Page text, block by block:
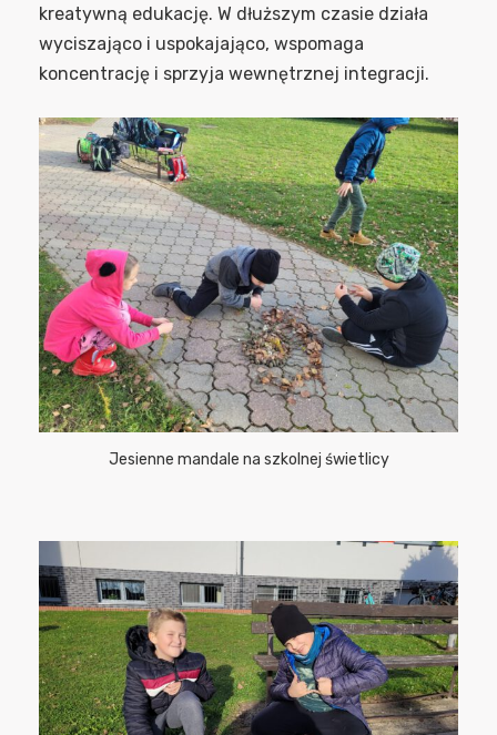
kreatywną edukację. W dłuższym czasie działa
wyciszająco i uspokajająco, wspomaga
koncentrację i sprzyja wewnętrznej integracji.
Jesienne mandale na szkolnej świetlicy